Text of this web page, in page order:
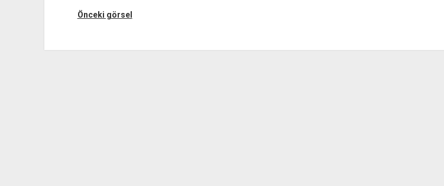
Önceki görsel